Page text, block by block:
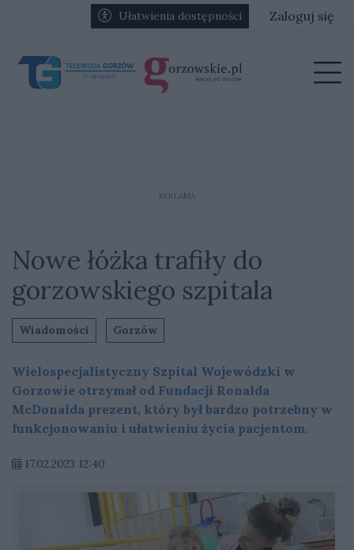
Przejdź do głównych treści
Przejdź do głównego menuUłatwienia dostępności Zaloguj się
REKLAMA
Nowe łóżka trafiły do
gorzowskiego szpitala
Wiadomości Gorzów
Wielospecjalistyczny Szpital Wojewódzki w
Gorzowie otrzymał od Fundacji Ronalda
McDonalda prezent, który był bardzo potrzebny w
funkcjonowaniu i ułatwieniu życia pacjentom.
17.02.2023 12:40